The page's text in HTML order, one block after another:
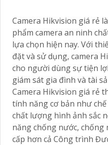
Camera Hikvision giá rẻ
phẩm camera an ninh
lựa chọn hiện nay. Với
đặt và sử dụng, camera
cho người dùng sự tiện
giám sát gia đình và tài
Camera Hikvision giá rẻ
tính năng cơ bản như
chất lượng hình ảnh sắc
năng chống nước, chống
cấp hơn cả Công trình